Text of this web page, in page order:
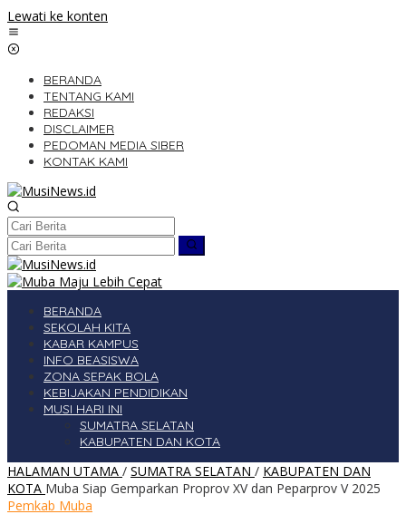
Lewati ke konten
BERANDA
TENTANG KAMI
REDAKSI
DISCLAIMER
PEDOMAN MEDIA SIBER
KONTAK KAMI
BERANDA
SEKOLAH KITA
KABAR KAMPUS
INFO BEASISWA
ZONA SEPAK BOLA
KEBIJAKAN PENDIDIKAN
MUSI HARI INI
SUMATRA SELATAN
KABUPATEN DAN KOTA
HALAMAN UTAMA / SUMATRA SELATAN / KABUPATEN DAN
KOTA Muba Siap Gemparkan Proprov XV dan Peparprov V 2025
Pemkab Muba